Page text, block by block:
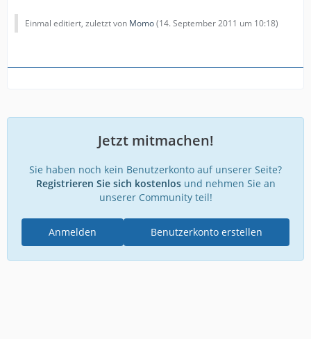
Einmal editiert, zuletzt von Momo(14. September 2011 um 10:18)
Jetzt mitmachen!
Sie haben noch kein Benutzerkonto auf unserer Seite?
Registrieren Sie sich kostenlosund nehmen Sie an
unserer Community teil!
Benutzerkonto erstellen
Anmelden